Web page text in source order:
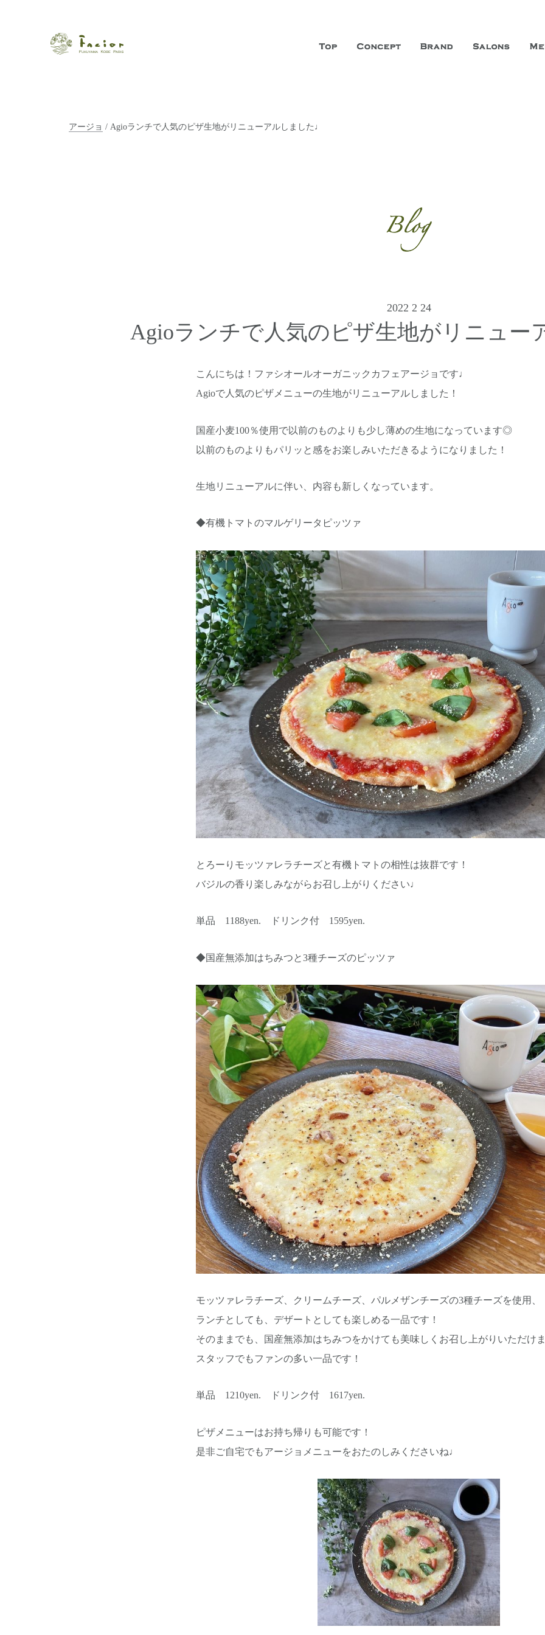
アージョ / Agioランチで人気のピザ生地がリニューアルしました♩
2022 2 24
Agioランチで人気のピザ生地がリニュ
こんにちは！ファシオールオーガニックカフェアージョです♩
Agioで人気のピザメニューの生地がリニューアルしました！
国産小麦100％使用で以前のものよりも少し薄めの生地になっています◎
以前のものよりもパリッと感をお楽しみいただきるようになりました！
生地リニューアルに伴い、内容も新しくなっています。
◆有機トマトのマルゲリータピッツァ
とろーりモッツァレラチーズと有機トマトの相性は抜群です！
バジルの香り楽しみながらお召し上がりください♩
単品 1188yen. ドリンク付 1595yen.
◆国産無添加はちみつと3種チーズのピッツァ
モッツァレラチーズ、クリームチーズ、パルメザンチーズの3種チーズを使用、
ランチとしても、デザートとしても楽しめる一品です！
そのままでも、国産無添加はちみつをかけても美味しくお召し上がりいただけ
スタッフでもファンの多い一品です！
単品 1210yen. ドリンク付 1617yen.
ピザメニューはお持ち帰りも可能です！
是非ご自宅でもアージョメニューをおたのしみくださいね♩